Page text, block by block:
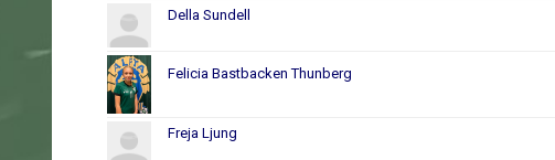
Della Sundell
Felicia Bastbacken Thunberg
Freja Ljung